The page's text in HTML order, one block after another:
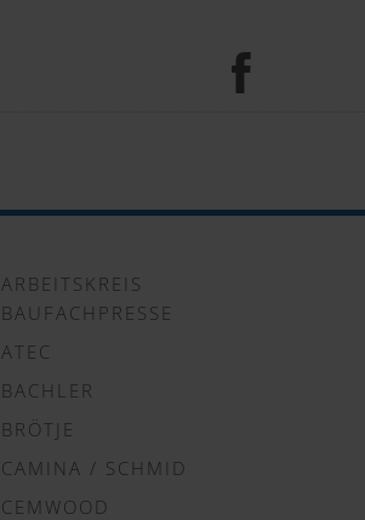
ARBEITSKREIS
BAUFACHPRESSE
ATEC
BACHLER
BRÖTJE
CAMINA / SCHMID
CEMWOOD